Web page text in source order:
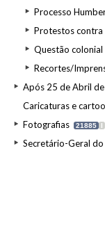
Processo
Protestos contra
Questão colonial
Recortes/
Após 25 de Abril
Caricaturas e
Fotografias 21885 I
Secretário-Geral do